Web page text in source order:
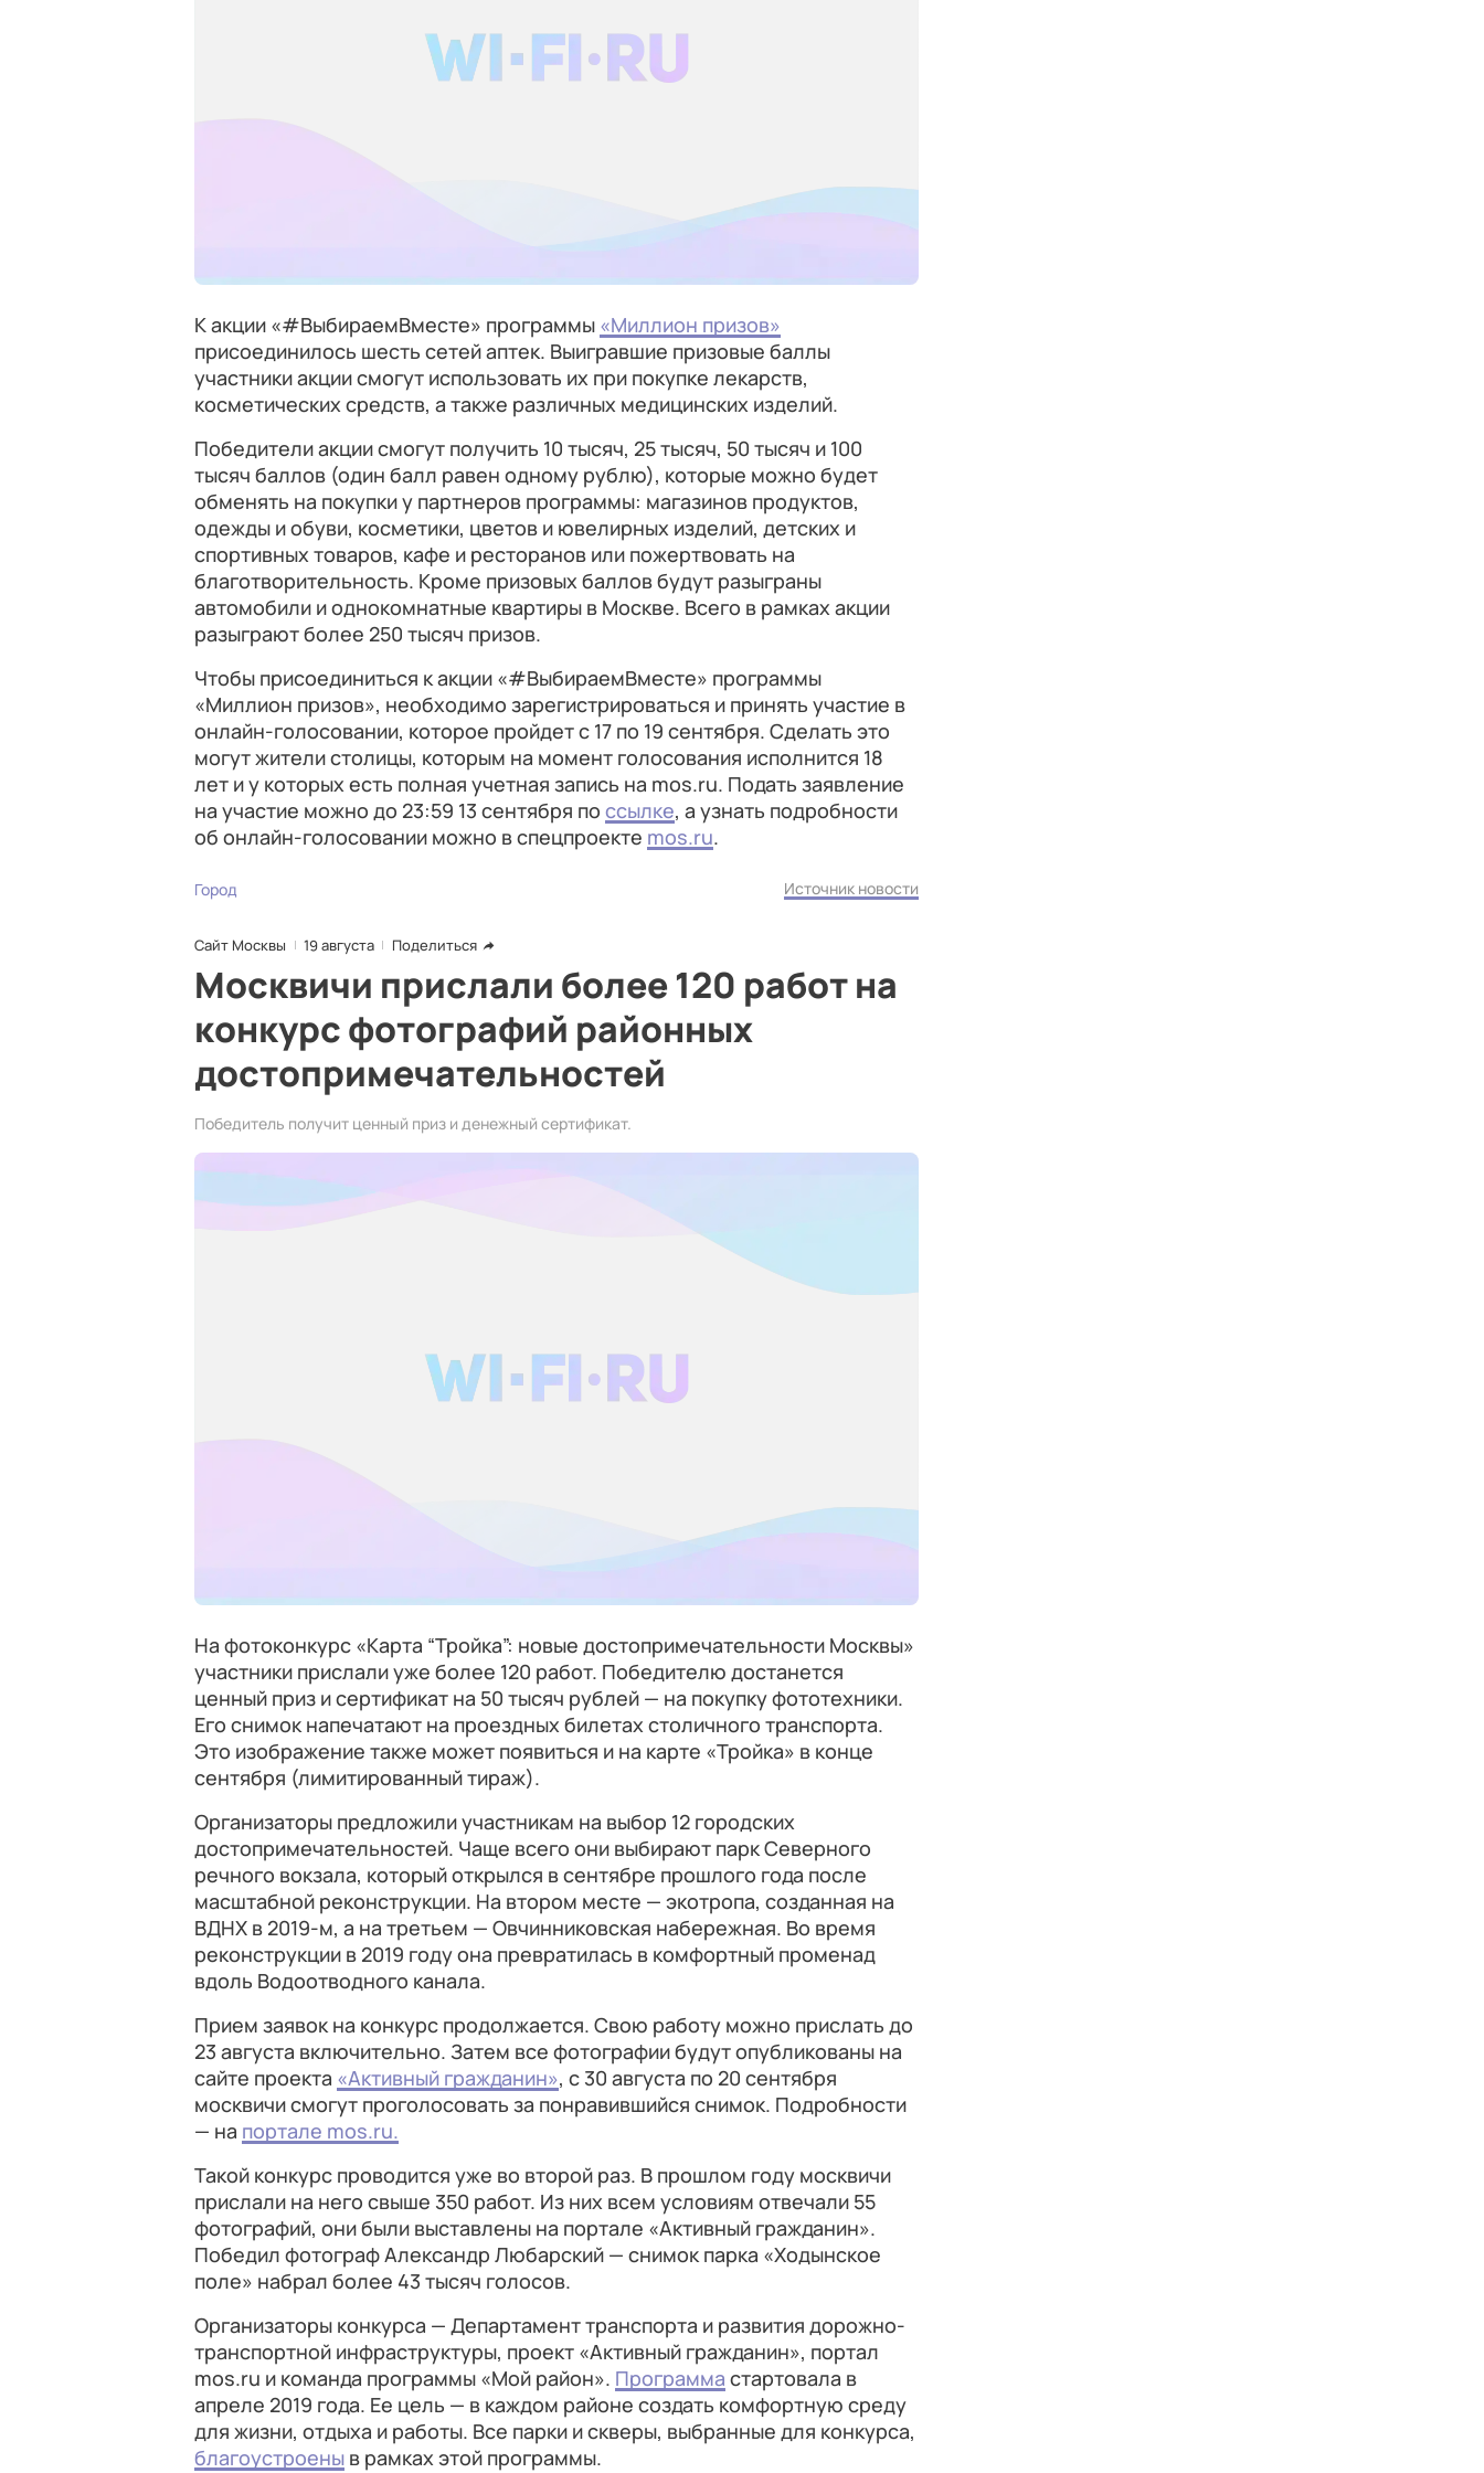
К акции «#ВыбираемВместе» программы «Миллион призов»
присоединилось шесть сетей аптек. Выигравшие призовые баллы
участники акции смогут использовать их при покупке лекарств,
косметических средств, а также различных медицинских изделий.
Победители акции смогут получить 10 тысяч, 25 тысяч, 50 тысяч и 100
тысяч баллов (один балл равен одному рублю), которые можно будет
обменять на покупки у партнеров программы: магазинов продуктов,
одежды и обуви, косметики, цветов и ювелирных изделий, детских и
спортивных товаров, кафе и ресторанов или пожертвовать на
благотворительность. Кроме призовых баллов будут разыграны
автомобили и однокомнатные квартиры в Москве. Всего в рамках акции
разыграют более 250 тысяч призов.
Чтобы присоединиться к акции «#ВыбираемВместе» программы
«Миллион призов», необходимо зарегистрироваться и принять участие в
онлайн-голосовании, которое пройдет с 17 по 19 сентября. Сделать это
могут жители столицы, которым на момент голосования исполнится 18
лет и у которых есть полная учетная запись на mos.ru. Подать заявление
на участие можно до 23:59 13 сентября по ссылке, а узнать подробности
об онлайн-голосовании можно в спецпроекте mos.ru.
Город Источник новости
Сайт Москвы 19 августа Поделиться
Москвичи прислали более 120 работ на
конкурс фотографий районных
достопримечательностей
Победитель получит ценный приз и денежный сертификат.
На фотоконкурс «Карта “Тройка”: новые достопримечательности Москвы»
участники прислали уже более 120 работ. Победителю достанется
ценный приз и сертификат на 50 тысяч рублей — на покупку фототехники.
Его снимок напечатают на проездных билетах столичного транспорта.
Это изображение также может появиться и на карте «Тройка» в конце
сентября (лимитированный тираж).
Организаторы предложили участникам на выбор 12 городских
достопримечательностей. Чаще всего они выбирают парк Северного
речного вокзала, который открылся в сентябре прошлого года после
масштабной реконструкции. На втором месте — экотропа, созданная на
ВДНХ в 2019-м, а на третьем — Овчинниковская набережная. Во время
реконструкции в 2019 году она превратилась в комфортный променад
вдоль Водоотводного канала.
Прием заявок на конкурс продолжается. Свою работу можно прислать до
23 августа включительно. Затем все фотографии будут опубликованы на
сайте проекта «Активный гражданин», с 30 августа по 20 сентября
москвичи смогут проголосовать за понравившийся снимок. Подробности
— на портале mos.ru.
Такой конкурс проводится уже во второй раз. В прошлом году москвичи
прислали на него свыше 350 работ. Из них всем условиям отвечали 55
фотографий, они были выставлены на портале «Активный гражданин».
Победил фотограф Александр Любарский — снимок парка «Ходынское
поле» набрал более 43 тысяч голосов.
Организаторы конкурса — Департамент транспорта и развития дорожно-
транспортной инфраструктуры, проект «Активный гражданин», портал
mos.ru и команда программы «Мой район». Программа стартовала в
апреле 2019 года. Ее цель — в каждом районе создать комфортную среду
для жизни, отдыха и работы. Все парки и скверы, выбранные для конкурса,
благоустроены в рамках этой программы.